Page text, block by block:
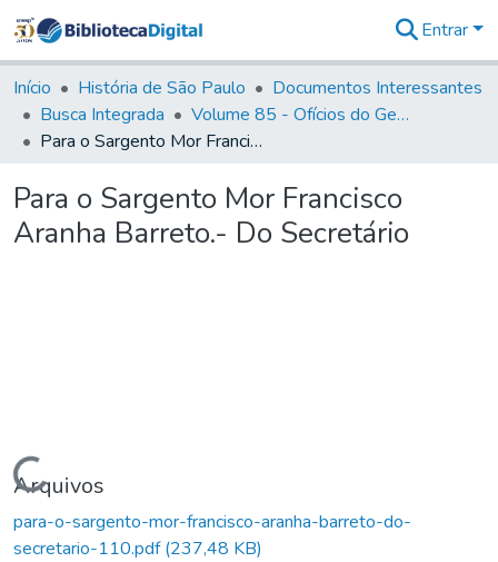
&
Coleções
Tudo na
Biblioteca
Estatísticas
Entrar
Início História de São Paulo
Documentos Interessantes
Busca Integrada
Volume 85 - Ofícios do General Francisco da Cunha Menezes (Governador da Capitania): 1782- 1786
Para o Sargento Mor Francisco Aranha Barreto.- Do Secretário
Para o Sargento Mor Francisco
Aranha Barreto.- Do Secretário
Carregando...
Arquivos
para-o-sargento-mor-francisco-aranha-barreto-do-
secretario-110.pdf(237,48 KB)